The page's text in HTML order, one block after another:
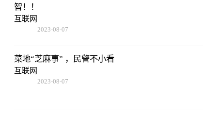
智！！
互联网
2023-08-07
菜地“芝麻事” ，民警不小看
互联网
2023-08-07